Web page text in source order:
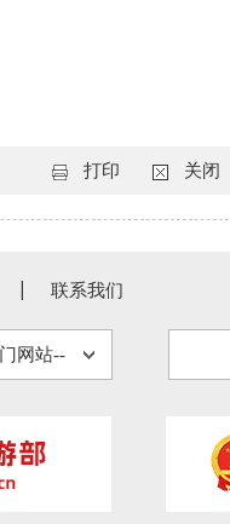
打印 关闭
联系我们
网站--